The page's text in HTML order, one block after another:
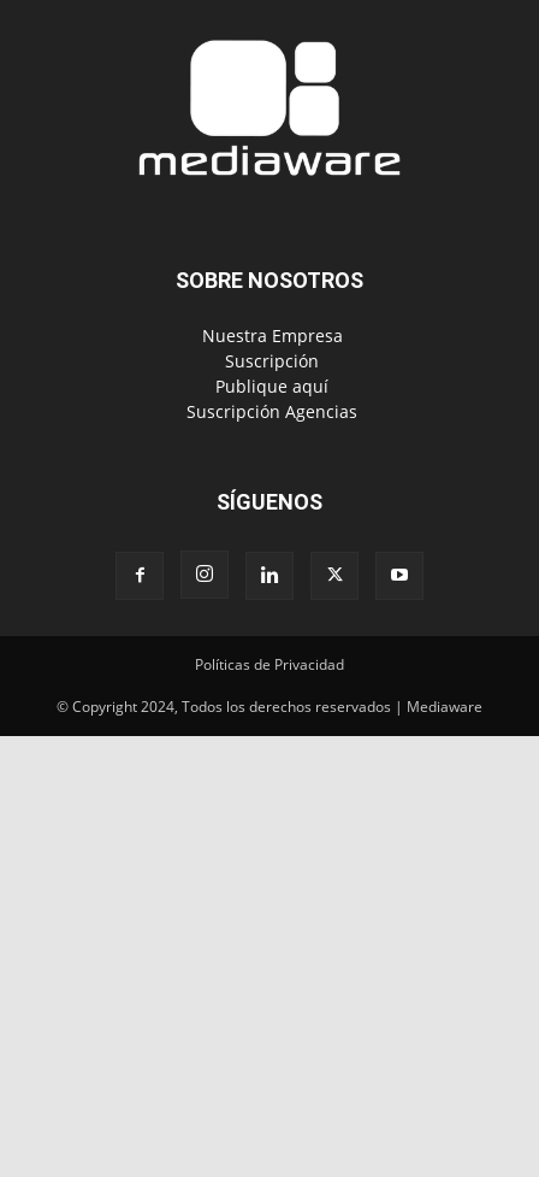
SOBRE NOSOTROS
‎ Nuestra Empresa
‎ Suscripción
‎ Publique aquí
‎ Suscripción Agencias
SÍGUENOS
Políticas de Privacidad
© Copyright 2024, Todos los derechos reservados | Mediaware